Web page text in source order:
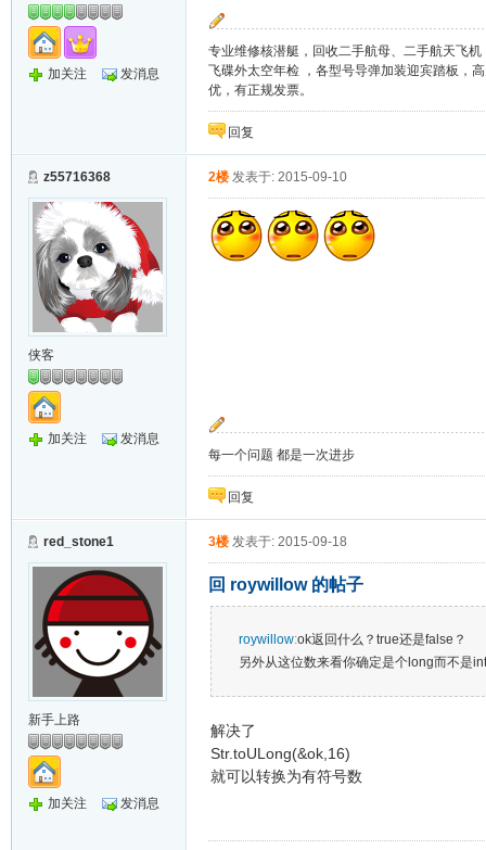
加关注 发消息
专业维修核潜艇，回收二手航母、二手航天飞
飞碟外太空年检 ，各型号导弹加装迎宾踏板，
优，有正规发票。
回复
z55716368
侠客
加关注 发消息
2楼 发表于: 2015-09-10
每一个问题 都是一次进步
回复
red_stone1
新手上路
加关注 发消息
3楼 发表于: 2015-09-18
回 roywillow 的帖子
roywillow:ok返回什么？true还是false？
另外从这位数来看你确定是个long而不是
解决了
Str.toULong(&ok,16)
就可以转换为有符号数